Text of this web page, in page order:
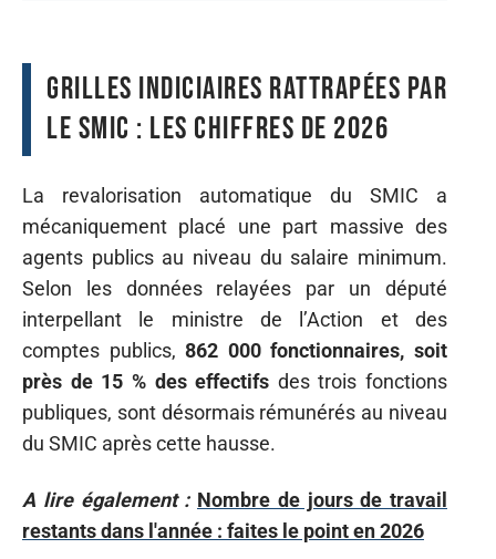
Grilles indiciaires rattrapées par
le SMIC : les chiffres de 2026
La revalorisation automatique du SMIC a
mécaniquement placé une part massive des
agents publics au niveau du salaire minimum.
Selon les données relayées par un député
interpellant le ministre de l’Action et des
comptes publics,862 000 fonctionnaires, soit
près de 15 % des effectifs des trois fonctions
publiques, sont désormais rémunérés au niveau
du SMIC après cette hausse.
A lire également : Nombre de jours de travail
restants dans l'année : faites le point en 2026